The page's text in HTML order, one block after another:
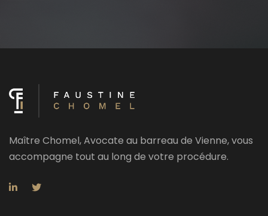
Maître Chomel, Avocate au barreau de Vienne, vous
accompagne tout au long de votre procédure.